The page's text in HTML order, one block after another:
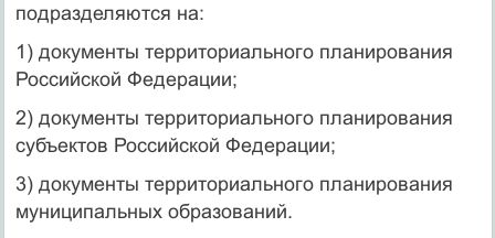
подразделяются на:
1) документы территориального планирования
Российской Федерации;
2) документы территориального планирования
субъектов Российской Федерации;
3) документы территориального планирования
муниципальных образований.